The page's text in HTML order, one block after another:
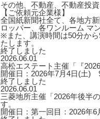
その他、不動産、不動産投
【ご依頼元企業様】
全国紙新聞社全て、各地方
ロッパー、各ワンルーム マ
※また、講演時間は50分か
たします。
終了しました
2026.06.01
高松エステート主催「『
開催日：2026年7月4日(土)
終了しました
2026.06.01
三菱地所主催「2026年後半
す。
開催日：第一回目：2026年